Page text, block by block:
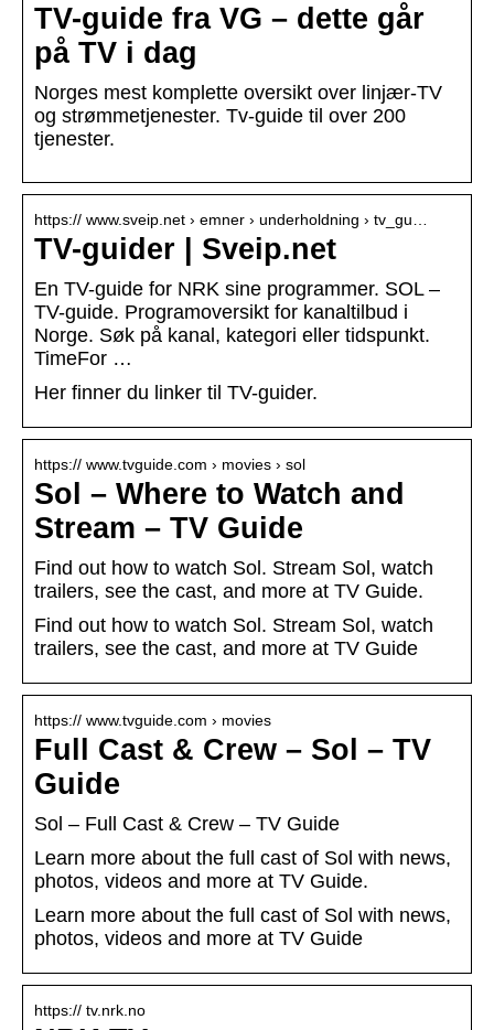
TV-guide fra VG – dette går
på TV i dag
Norges mest komplette oversikt over linjær-TV
og strømmetjenester. Tv-guide til over 200
tjenester.
https:// www.sveip.net › emner › underholdning › tv_gu…
TV-guider | Sveip.net
En TV-guide for NRK sine programmer. SOL –
TV-guide. Programoversikt for kanaltilbud i
Norge. Søk på kanal, kategori eller tidspunkt.
TimeFor …
Her finner du linker til TV-guider.
https:// www.tvguide.com › movies › sol
Sol – Where to Watch and
Stream – TV Guide
Find out how to watch Sol. Stream Sol, watch
trailers, see the cast, and more at TV Guide.
Find out how to watch Sol. Stream Sol, watch
trailers, see the cast, and more at TV Guide
https:// www.tvguide.com › movies
Full Cast & Crew – Sol – TV
Guide
Sol – Full Cast & Crew – TV Guide
Learn more about the full cast of Sol with news,
photos, videos and more at TV Guide.
Learn more about the full cast of Sol with news,
photos, videos and more at TV Guide
https:// tv.nrk.no